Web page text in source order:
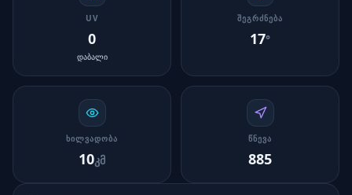
UV
0
დაბალი
ᲨᲔᲒᲠᲫᲜᲔᲑᲐ
17°
ᲮᲘᲚᲕᲐᲓᲝᲑᲐ
10კმ
ᲬᲜᲔᲕᲐ
885